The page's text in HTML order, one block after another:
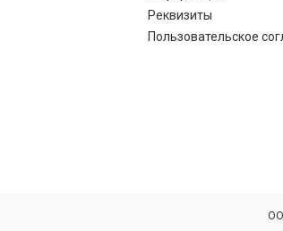
Реквизиты
Пользовательское